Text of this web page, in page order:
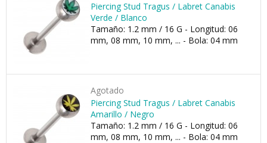
Piercing Stud Tragus / Labret Canabis
Verde / Blanco
Tamaño: 1.2 mm / 16 G - Longitud: 06
mm, 08 mm, 10 mm, ... - Bola: 04 mm
Agotado
Piercing Stud Tragus / Labret Canabis
Amarillo / Negro
Tamaño: 1.2 mm / 16 G - Longitud: 06
mm, 08 mm, 10 mm, ... - Bola: 04 mm